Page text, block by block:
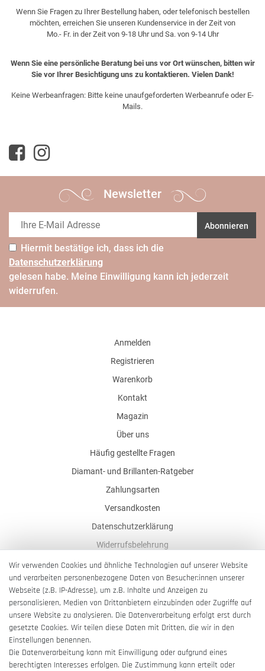
Wenn Sie Fragen zu Ihrer Bestellung haben, oder telefonisch bestellen
möchten, erreichen Sie unseren Kundenservice in der Zeit von
Mo.- Fr. in der Zeit von 9-18 Uhr und Sa. von 9-14 Uhr
Wenn Sie eine persönliche Beratung bei uns vor Ort wünschen, bitten wir
Sie vor Ihrer Besichtigung uns zu kontaktieren. Vielen Dank!
Keine Werbeanfragen: Bitte keine unaufgeforderten Werbeanrufe oder E-
Mails.
Newsletter
Abonnieren
Hiermit bestätige ich, dass ich die
Daten­schutz­erklärung
gelesen habe. Meine Einwilligung kann ich jederzeit
widerrufen.
Anmelden
Registrieren
Warenkorb
Kontakt
Magazin
Über uns
Häufig gestellte Fragen
Diamant- und Brillanten-Ratgeber
Zahlungsarten
Versandkosten
Datenschutzerklärung
Widerrufsbelehrung
AGB
Impressum
Barrierefreiheitserklärung
Vertrag widerrufen
Wir verwenden Cookies und ähnliche Technologien auf unserer Website
und verarbeiten personenbezogene Daten von Besucher:innen unserer
Webseite (z.B. IP-Adresse), um z.B. Inhalte und Anzeigen zu
personalisieren, Medien von Drittanbietern einzubinden oder Zugriffe auf
unsere Website zu analysieren. Die Datenverarbeitung erfolgt erst durch
gesetzte Cookies. Wir teilen diese Daten mit Dritten, die wir in den
Einstellungen benennen.
Die Datenverarbeitung kann mit Einwilligung oder aufgrund eines
berechtigten Interesses erfolgen. Die Zustimmung kann erteilt oder